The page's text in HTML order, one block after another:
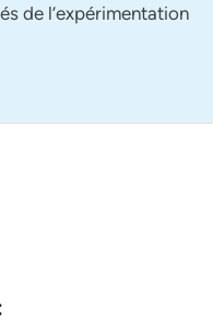
de l’expérimentation